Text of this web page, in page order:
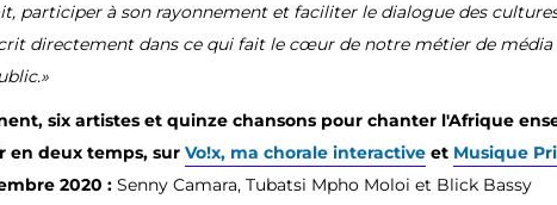
participer à son rayonnement et faciliter le dialogue des
directement dans ce qui fait le cœur de notre métier de média
six artistes et quinze chansons pour chanter l'Afrique
en deux temps, sur Vo!x, ma chorale interactive et Musique
2020 : Senny Camara, Tubatsi Mpho Moloi et Blick Bassy